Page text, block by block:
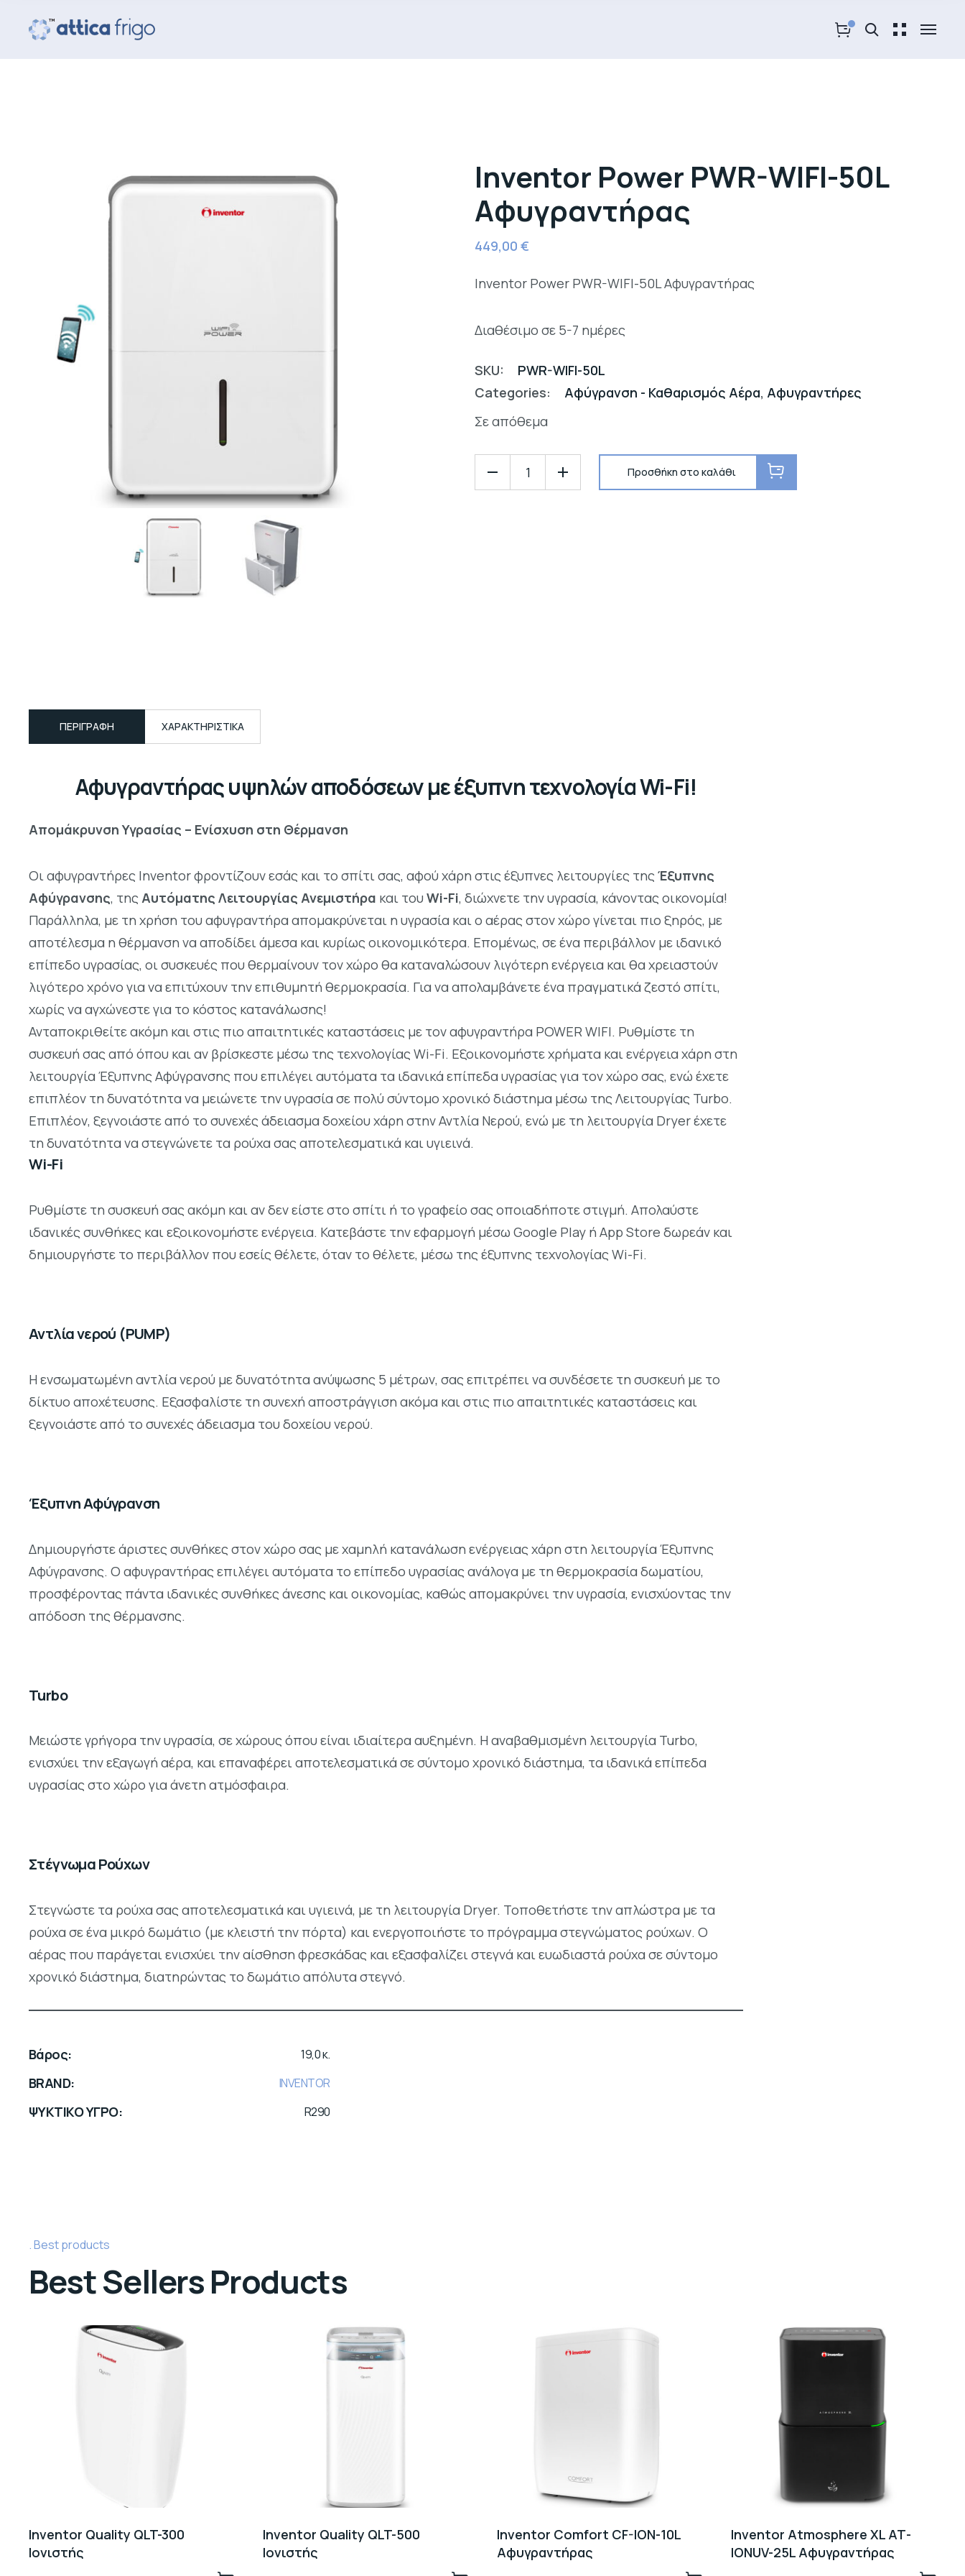
Inventor Power PWR-WIFI-50L
Αφυγραντήρας
449,00€
Inventor Power PWR-WIFI-50L Αφυγραντήρας
Διαθέσιμο σε 5-7 ημέρες
SKU:
PWR-WIFI-50L
Categories:
Αφύγρανση - Καθαρισμός Αέρα, Αφυγραντήρες
Σε απόθεμα
Προσθήκη στο καλάθι
ΠΕΡΙΓΡΑΦΉ ΧΑΡΑΚΤΗΡΙΣΤΙΚΑ
Αφυγραντήρας υψηλών αποδόσεων με έξυπνη τεχνολογία Wi-Fi!
Απομάκρυνση Υγρασίας – Ενίσχυση στη Θέρμανση
Οι αφυγραντήρες Inventor φροντίζουν εσάς και το σπίτι σας, αφού χάρη στις έξυπνες λειτουργίες τηςΈξυπνης
Αφύγρανσης, της Αυτόματης Λειτουργίας Ανεμιστήρα και του Wi-Fi, διώχνετε την υγρασία, κάνοντας οικονομία!
Παράλληλα, με τη χρήση του αφυγραντήρα απομακρύνεται η υγρασία και ο αέρας στον χώρο γίνεται πιο ξηρός, με
αποτέλεσμα η θέρμανση να αποδίδει άμεσα και κυρίως οικονομικότερα. Επομένως, σε ένα περιβάλλον με ιδανικό
επίπεδο υγρασίας, οι συσκευές που θερμαίνουν τον χώρο θα καταναλώσουν λιγότερη ενέργεια και θα χρειαστούν
λιγότερο χρόνο για να επιτύχουν την επιθυμητή θερμοκρασία. Για να απολαμβάνετε ένα πραγματικά ζεστό σπίτι,
χωρίς να αγχώνεστε για το κόστος κατανάλωσης!
Ανταποκριθείτε ακόμη και στις πιο απαιτητικές καταστάσεις με τον αφυγραντήρα POWER WIFI. Ρυθμίστε τη
συσκευή σας από όπου και αν βρίσκεστε μέσω της τεχνολογίας Wi-Fi. Εξοικονομήστε χρήματα και ενέργεια χάρη στη
λειτουργία Έξυπνης Αφύγρανσης που επιλέγει αυτόματα τα ιδανικά επίπεδα υγρασίας για τον χώρο σας, ενώ έχετε
επιπλέον τη δυνατότητα να μειώνετε την υγρασία σε πολύ σύντομο χρονικό διάστημα μέσω της Λειτουργίας Turbo.
Επιπλέον, ξεγνοιάστε από το συνεχές άδειασμα δοχείου χάρη στην Αντλία Νερού, ενώ με τη λειτουργία Dryer έχετε
τη δυνατότητα να στεγνώνετε τα ρούχα σας αποτελεσματικά και υγιεινά.
Wi-Fi
Ρυθμίστε τη συσκευή σας ακόμη και αν δεν είστε στο σπίτι ή το γραφείο σας οποιαδήποτε στιγμή. Απολαύστε
ιδανικές συνθήκες και εξοικονομήστε ενέργεια. Κατεβάστε την εφαρμογή μέσω Google Play ή App Store δωρεάν και
δημιουργήστε το περιβάλλον που εσείς θέλετε, όταν το θέλετε, μέσω της έξυπνης τεχνολογίας Wi-Fi.
Αντλία νερού (PUMP)
Η ενσωματωμένη αντλία νερού με δυνατότητα ανύψωσης 5 μέτρων, σας επιτρέπει να συνδέσετε τη συσκευή με το
δίκτυο αποχέτευσης. Εξασφαλίστε τη συνεχή αποστράγγιση ακόμα και στις πιο απαιτητικές καταστάσεις και
ξεγνοιάστε από το συνεχές άδειασμα του δοχείου νερού.
Έξυπνη Αφύγρανση
Δημιουργήστε άριστες συνθήκες στον χώρο σας με χαμηλή κατανάλωση ενέργειας χάρη στη λειτουργία Έξυπνης
Αφύγρανσης. Ο αφυγραντήρας επιλέγει αυτόματα το επίπεδο υγρασίας ανάλογα με τη θερμοκρασία δωματίου,
προσφέροντας πάντα ιδανικές συνθήκες άνεσης και οικονομίας, καθώς απομακρύνει την υγρασία, ενισχύοντας την
απόδοση της θέρμανσης.
Turbo
Μειώστε γρήγορα την υγρασία, σε χώρους όπου είναι ιδιαίτερα αυξημένη. Η αναβαθμισμένη λειτουργία Turbo,
ενισχύει την εξαγωγή αέρα, και επαναφέρει αποτελεσματικά σε σύντομο χρονικό διάστημα, τα ιδανικά επίπεδα
υγρασίας στο χώρο για άνετη ατμόσφαιρα.
Στέγνωμα Ρούχων
Στεγνώστε τα ρούχα σας αποτελεσματικά και υγιεινά, με τη λειτουργία Dryer. Τοποθετήστε την απλώστρα με τα
ρούχα σε ένα μικρό δωμάτιο (με κλειστή την πόρτα) και ενεργοποιήστε το πρόγραμμα στεγνώματος ρούχων. Ο
αέρας που παράγεται ενισχύει την αίσθηση φρεσκάδας και εξασφαλίζει στεγνά και ευωδιαστά ρούχα σε σύντομο
χρονικό διάστημα, διατηρώντας το δωμάτιο απόλυτα στεγνό.
Βάρος 19,0 κ.
BRAND INVENTOR
ΨΥΚΤΙΚΟ ΥΓΡΟ R290
Best products
Best Sellers Products
Inventor Quality QLT-300
Ιονιστής
Inventor Quality QLT-500
Ιονιστής
Inventor Comfort CF-ION-10L
Αφυγραντήρας
Inventor Atmosphere XL ΑΤ-
IONUV-25L Αφυγραντήρας